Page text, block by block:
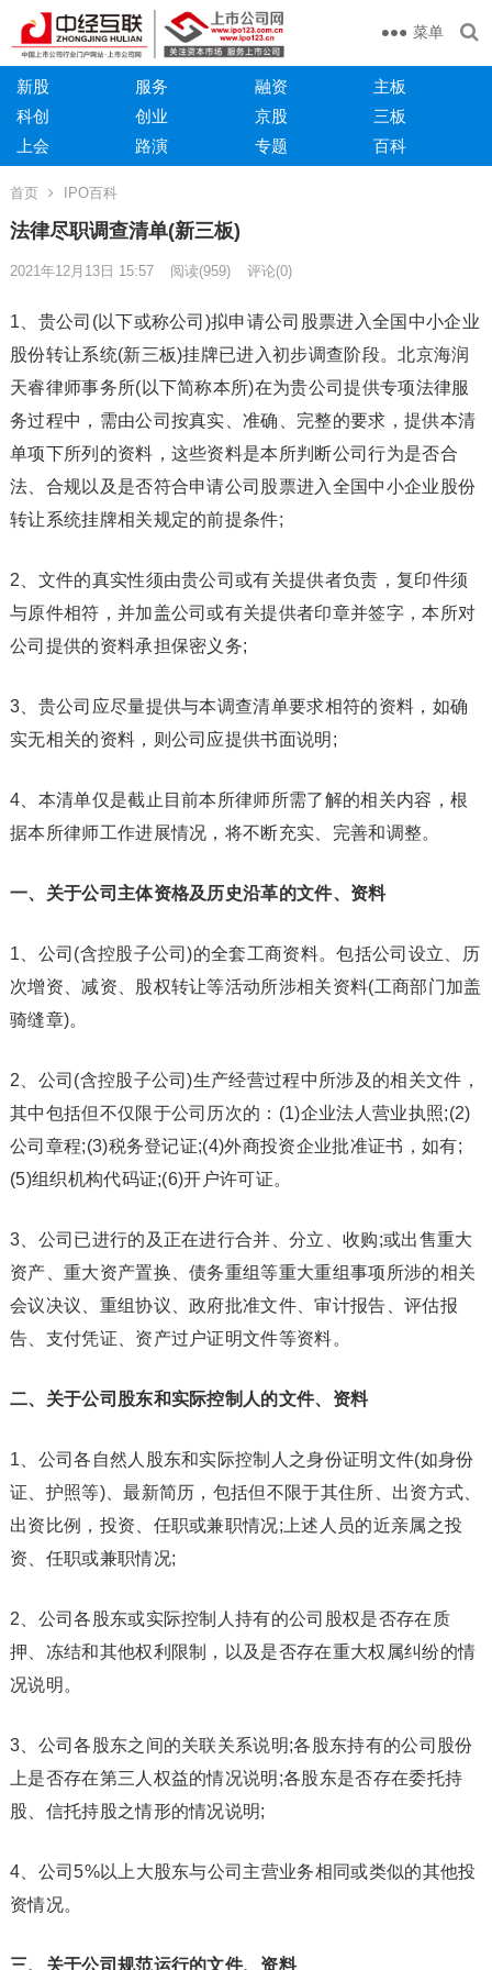
菜单
新股 服务 融资
主板
科创
创业 京股
三板
上会
路演 专题 百科
首页 IPO百科
法律尽职调查清单(新三板)
2021年12月13日 15:57 阅读(959) 评论(0)
1、贵公司(以下或称公司)拟申请公司股票进入全国中小企业
股份转让系统(新三板)挂牌已进入初步调查阶段。北京海润
天睿律师事务所(以下简称本所)在为贵公司提供专项法律服
务过程中，需由公司按真实、准确、完整的要求，提供本清
单项下所列的资料，这些资料是本所判断公司行为是否合
法、合规以及是否符合申请公司股票进入全国中小企业股份
转让系统挂牌相关规定的前提条件;
2、文件的真实性须由贵公司或有关提供者负责，复印件须
与原件相符，并加盖公司或有关提供者印章并签字，本所对
公司提供的资料承担保密义务;
3、贵公司应尽量提供与本调查清单要求相符的资料，如确
实无相关的资料，则公司应提供书面说明;
4、本清单仅是截止目前本所律师所需了解的相关内容，根
据本所律师工作进展情况，将不断充实、完善和调整。
一、关于公司主体资格及历史沿革的文件、资料
1、公司(含控股子公司)的全套工商资料。包括公司设立、历
次增资、减资、股权转让等活动所涉相关资料(工商部门加盖
骑缝章)。
2、公司(含控股子公司)生产经营过程中所涉及的相关文件，
其中包括但不仅限于公司历次的：(1)企业法人营业执照;(2)
公司章程;(3)税务登记证;(4)外商投资企业批准证书，如有;
(5)组织机构代码证;(6)开户许可证。
3、公司已进行的及正在进行合并、分立、收购;或出售重大
资产、重大资产置换、债务重组等重大重组事项所涉的相关
会议决议、重组协议、政府批准文件、审计报告、评估报
告、支付凭证、资产过户证明文件等资料。
二、关于公司股东和实际控制人的文件、资料
1、公司各自然人股东和实际控制人之身份证明文件(如身份
证、护照等)、最新简历，包括但不限于其住所、出资方式、
出资比例，投资、任职或兼职情况;上述人员的近亲属之投
资、任职或兼职情况;
2、公司各股东或实际控制人持有的公司股权是否存在质
押、冻结和其他权利限制，以及是否存在重大权属纠纷的情
况说明。
3、公司各股东之间的关联关系说明;各股东持有的公司股份
上是否存在第三人权益的情况说明;各股东是否存在委托持
股、信托持股之情形的情况说明;
4、公司5%以上大股东与公司主营业务相同或类似的其他投
资情况。
三、关于公司规范运行的文件、资料